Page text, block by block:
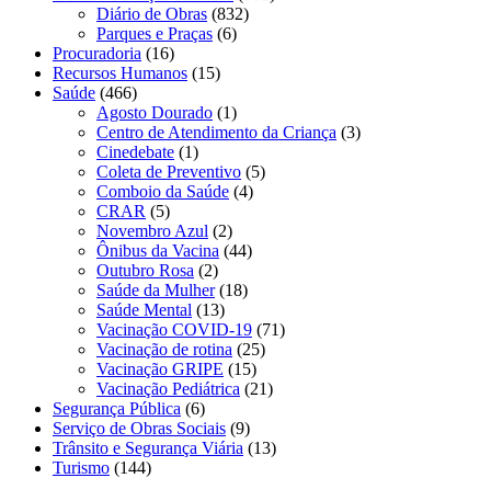
Diário de Obras (832)
Parques e Praças (6)
Procuradoria (16)
Recursos Humanos (15)
Saúde (466)
Agosto Dourado (1)
Centro de Atendimento da Criança (3)
Cinedebate (1)
Coleta de Preventivo (5)
Comboio da Saúde (4)
CRAR (5)
Novembro Azul (2)
Ônibus da Vacina (44)
Outubro Rosa (2)
Saúde da Mulher(18)
Saúde Mental (13)
Vacinação COVID-19 (71)
Vacinação de rotina (25)
Vacinação GRIPE (15)
Vacinação Pediátrica (21)
Segurança Pública (6)
Serviço de Obras Sociais (9)
Trânsito e Segurança Viária (13)
Turismo (144)